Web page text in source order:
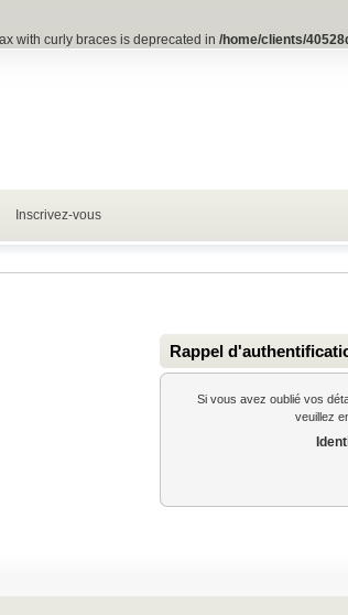
with curly braces is deprecated in /home/clients/
Inscrivez-vous
Rappel
Si vous avez oublié vos
veuillez